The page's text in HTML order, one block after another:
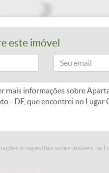
este imóvel
e sugestões sobre imóveis no